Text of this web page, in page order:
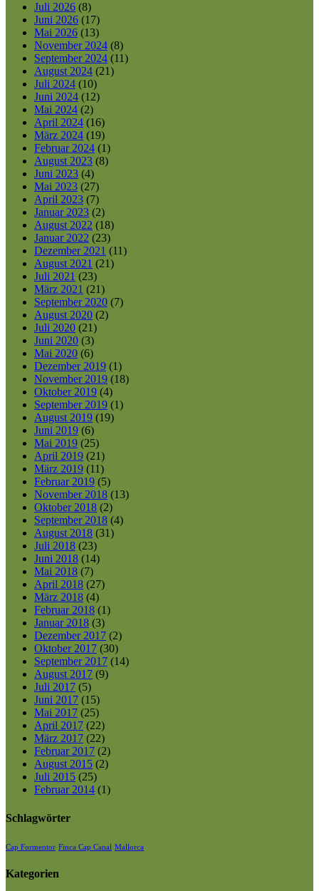
Juli 2026 (8)
Juni 2026 (17)
Mai 2026 (13)
November 2024 (8)
September 2024 (11)
August 2024 (21)
Juli 2024 (10)
Juni 2024 (12)
Mai 2024 (2)
April 2024 (16)
März 2024 (19)
Februar 2024 (1)
August 2023 (8)
Juni 2023 (4)
Mai 2023 (27)
April 2023 (7)
Januar 2023 (2)
August 2022 (18)
Januar 2022 (23)
Dezember 2021 (11)
August 2021 (21)
Juli 2021 (23)
März 2021 (21)
September 2020 (7)
August 2020 (2)
Juli 2020 (21)
Juni 2020 (3)
Mai 2020 (6)
Dezember 2019 (1)
November 2019 (18)
Oktober 2019 (4)
September 2019 (1)
August 2019 (19)
Juni 2019 (6)
Mai 2019 (25)
April 2019 (21)
März 2019 (11)
Februar 2019 (5)
November 2018 (13)
Oktober 2018 (2)
September 2018 (4)
August 2018 (31)
Juli 2018 (23)
Juni 2018 (14)
Mai 2018 (7)
April 2018 (27)
März 2018 (4)
Februar 2018 (1)
Januar 2018 (3)
Dezember 2017 (2)
Oktober 2017 (30)
September 2017 (14)
August 2017 (9)
Juli 2017 (5)
Juni 2017 (15)
Mai 2017 (25)
April 2017 (22)
März 2017 (22)
Februar 2017 (2)
August 2015 (2)
Juli 2015 (25)
Februar 2014 (1)
Schlagwörter
Cap Formentor Finca Cap Canal Mallorca
Kategorien